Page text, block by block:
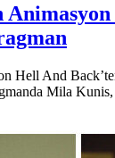
Hell And
Mila